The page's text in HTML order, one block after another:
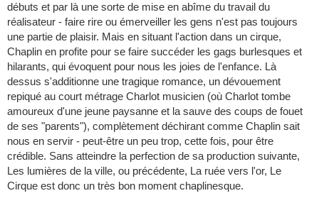
débuts et par là une sorte de mise en abîme du travail du
réalisateur - faire rire ou émerveiller les gens n'est pas toujours
une partie de plaisir. Mais en situant l'action dans un cirque,
Chaplin en profite pour se faire succéder les gags burlesques et
hilarants, qui évoquent pour nous les joies de l'enfance. Là
dessus s'additionne une tragique romance, un dévouement
repiqué au court métrage Charlot musicien (où Charlot tombe
amoureux d'une jeune paysanne et la sauve des coups de fouet
de ses "parents"), complètement déchirant comme Chaplin sait
nous en servir - peut-être un peu trop, cette fois, pour être
crédible. Sans atteindre la perfection de sa production suivante,
Les lumières de la ville, ou précédente, La ruée vers l'or, Le
Cirque est donc un très bon moment chaplinesque.